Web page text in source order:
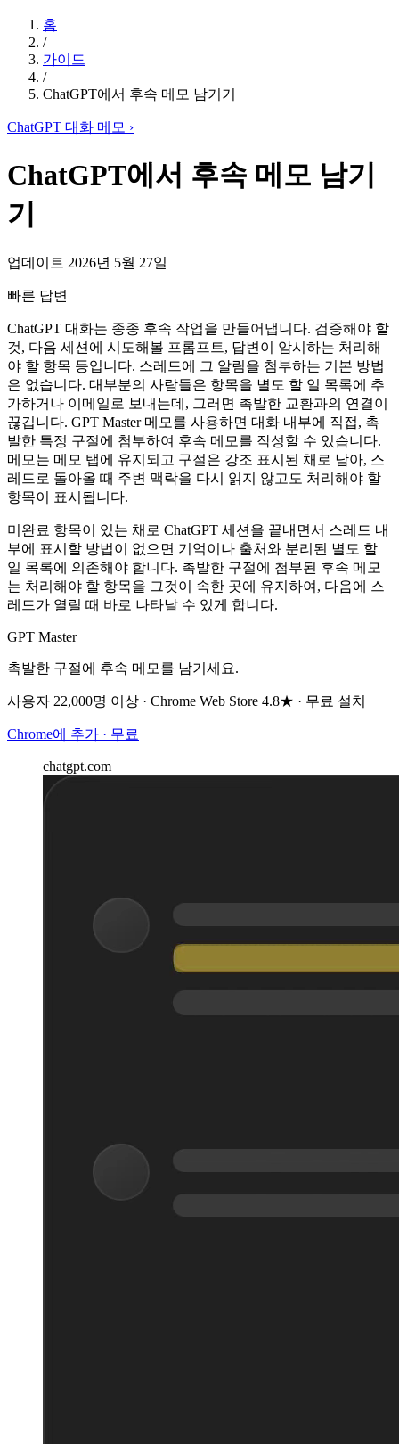
홈
/
가이드
/
ChatGPT에서 후속 메모 남기기
ChatGPT 대화 메모 ›
ChatGPT에서 후속 메모 남기
기
업데이트 2026년 5월 27일
빠른 답변
ChatGPT 대화는 종종 후속 작업을 만들어냅니다. 검증해야 할
것, 다음 세션에 시도해볼 프롬프트, 답변이 암시하는 처리해
야 할 항목 등입니다. 스레드에 그 알림을 첨부하는 기본 방법
은 없습니다. 대부분의 사람들은 항목을 별도 할 일 목록에 추
가하거나 이메일로 보내는데, 그러면 촉발한 교환과의 연결이
끊깁니다. GPT Master 메모를 사용하면 대화 내부에 직접, 촉
발한 특정 구절에 첨부하여 후속 메모를 작성할 수 있습니다.
메모는 메모 탭에 유지되고 구절은 강조 표시된 채로 남아, 스
레드로 돌아올 때 주변 맥락을 다시 읽지 않고도 처리해야 할
항목이 표시됩니다.
미완료 항목이 있는 채로 ChatGPT 세션을 끝내면서 스레드 내
부에 표시할 방법이 없으면 기억이나 출처와 분리된 별도 할
일 목록에 의존해야 합니다. 촉발한 구절에 첨부된 후속 메모
는 처리해야 할 항목을 그것이 속한 곳에 유지하여, 다음에 스
레드가 열릴 때 바로 나타날 수 있게 합니다.
GPT Master
촉발한 구절에 후속 메모를 남기세요.
사용자 22,000명 이상 · Chrome Web Store 4.8★ · 무료 설치
Chrome에 추가 · 무료
chatgpt.com